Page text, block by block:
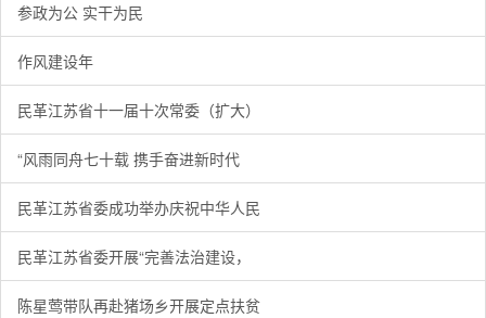
参政为公 实干为民
作风建设年
民革江苏省十一届十次常委（扩大）
“风雨同舟七十载 携手奋进新时代
民革江苏省委成功举办庆祝中华人民
民革江苏省委开展“完善法治建设，
陈星莺带队再赴猪场乡开展定点扶贫